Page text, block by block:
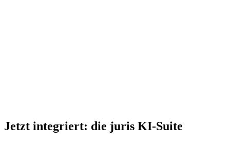
Jetzt integriert: die juris KI-Suite